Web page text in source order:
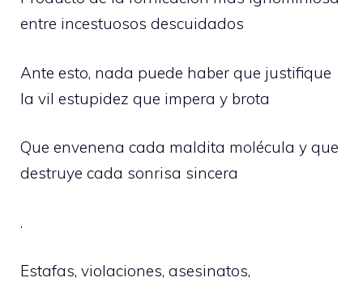
entre incestuosos descuidados
Ante esto, nada puede haber que justifique
la vil estupidez que impera y brota
Que envenena cada maldita molécula y que
destruye cada sonrisa sincera
.
Estafas, violaciones, asesinatos,